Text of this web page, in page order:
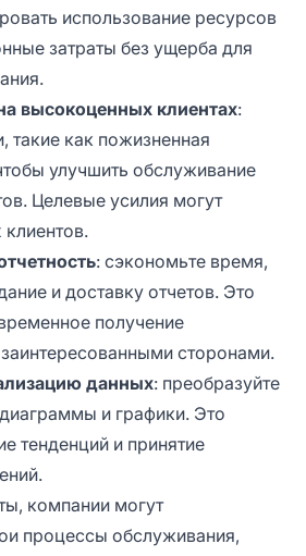
использование ресурсов
затраты без ущерба для
высокоценных клиентах:
такие как пожизненная
улучшить обслуживание
Целевые усилия могут
клиентов.
: сэкономьте время,
и доставку отчетов. Это
получение
сторонами.
данных: преобразуйте
и графики. Это
тенденций и принятие
компании могут
процессы обслуживания,